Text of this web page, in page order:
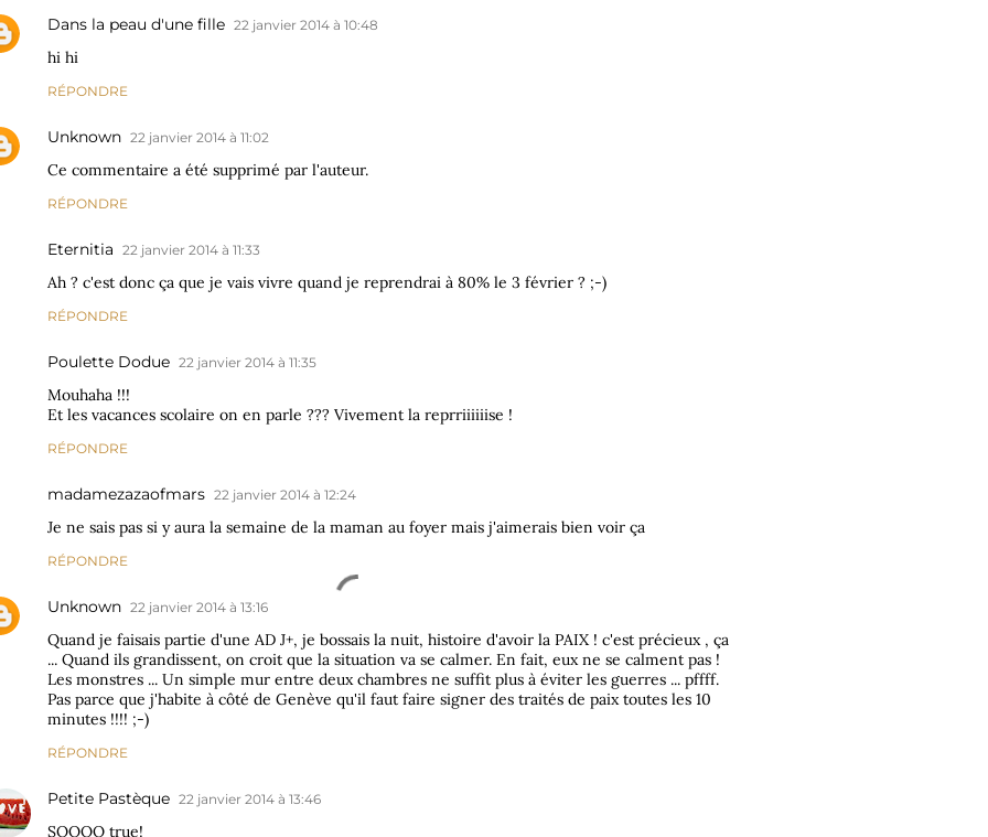
Dans la peau d'une fille 22 janvier 2014 à 10:48
hi hi
RÉPONDRE
Unknown 22 janvier 2014 à 11:02
Ce commentaire a été supprimé par l'auteur.
RÉPONDRE
Eternitia 22 janvier 2014 à 11:33
Ah ? c'est donc ça que je vais vivre quand je reprendrai à 80% le 3 février ? ;-)
RÉPONDRE
Poulette Dodue 22 janvier 2014 à 11:35
Mouhaha !!!
Et les vacances scolaire on en parle ??? Vivement la reprriiiiiise !
RÉPONDRE
madamezazaofmars 22 janvier 2014 à 12:24
Je ne sais pas si y aura la semaine de la maman au foyer mais j'aimerais bien voir ça
RÉPONDRE
Unknown 22 janvier 2014 à 13:16
Quand je faisais partie d'une AD J+, je bossais la nuit, histoire d'avoir la PAIX ! c'est précieux , ça
... Quand ils grandissent, on croit que la situation va se calmer. En fait, eux ne se calment pas !
Les monstres ... Un simple mur entre deux chambres ne suffit plus à éviter les guerres ... pffff.
Pas parce que j'habite à côté de Genève qu'il faut faire signer des traités de paix toutes les 10
minutes !!!! ;-)
RÉPONDRE
Petite Pastèque 22 janvier 2014 à 13:46
SOOOO true!